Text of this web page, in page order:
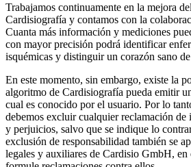
Trabajamos continuamente en la mejora
Cardisiografía y contamos con la
Cuanta más información y mediciones
con mayor precisión podrá identificar
isquémicas y distinguir un corazón sano
En este momento, sin embargo, existe la
algoritmo de Cardisiografía pueda emitir
cual es conocido por el usuario. Por lo
debemos excluir cualquier reclamación
y perjuicios, salvo que se indique lo
exclusión de responsabilidad también se
legales y auxiliares de Cardisio GmbH, en